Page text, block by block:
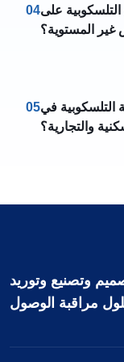
04على
غير المستوية؟
05التلسكوبية في
والتجارية؟
وتصنيع وتوريد